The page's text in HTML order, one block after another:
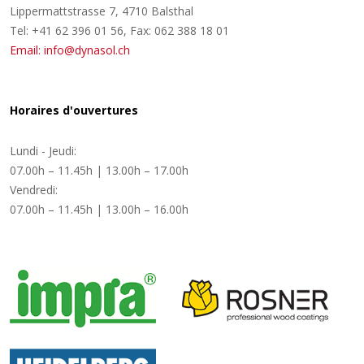
Lippermattstrasse 7, 4710 Balsthal
Tel: +41 62 396 01 56, Fax: 062 388 18 01
Email: info@dynasol.ch
Horaires d'ouvertures
Lundi - Jeudi:
07.00h – 11.45h | 13.00h – 17.00h
Vendredi:
07.00h – 11.45h | 13.00h – 16.00h